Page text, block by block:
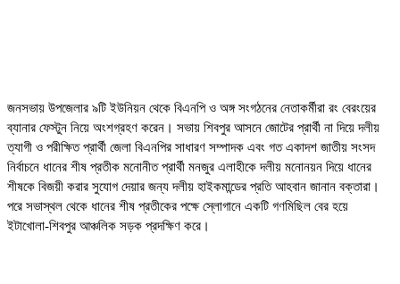
জনসভায় উপজেলার ৯টি ইউনিয়ন থেকে বিএনপি ও অঙ্গ সংগঠনের নেতাকর্মীরা রং বেরংয়ের
ব্যানার ফেস্টুন নিয়ে অংশগ্রহণ করেন। সভায় শিবপুর আসনে জোটের প্রার্থী না দিয়ে দলীয়
ত্যাগী ও পরীক্ষিত প্রার্থী জেলা বিএনপির সাধারণ সম্পাদক এবং গত একাদশ জাতীয় সংসদ
নির্বাচনে ধানের শীষ প্রতীক মনোনীত প্রার্থী মনজুর এলাহীকে দলীয় মনোনয়ন দিয়ে ধানের
শীষকে বিজয়ী করার সুযোগ দেয়ার জন্য দলীয় হাইকমান্ডের প্রতি আহবান জানান বক্তারা।
পরে সভাস্থল থেকে ধানের শীষ প্রতীকের পক্ষে স্লোগানে একটি গণমিছিল বের হয়ে
ইটাখোলা-শিবপুর আঞ্চলিক সড়ক প্রদক্ষিণ করে।